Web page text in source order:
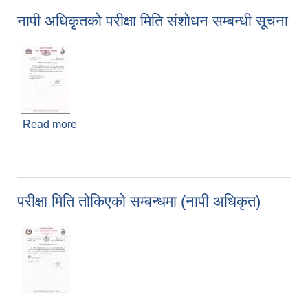
नापी अधिकृतको परीक्षा मिति संशोधन सम्बन्धी सूचना
Read more
परीक्षा मिति तोकिएको सम्बन्धमा (नापी अधिकृत)